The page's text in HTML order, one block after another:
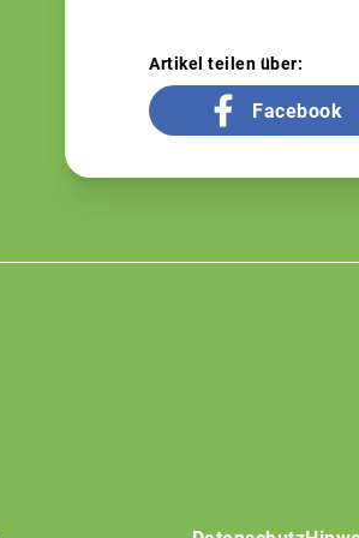
Artikel teilen über:
Facebook